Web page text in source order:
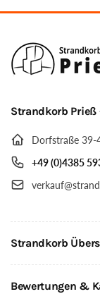
Strandkorb Prieß
Dorfstraße 39-
+49 (0)4385
Strandkorb
Bewertungen &